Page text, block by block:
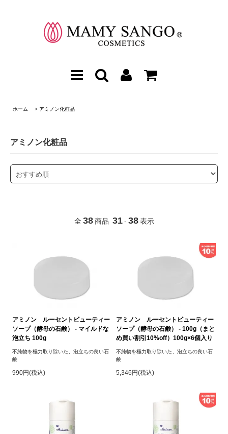
ホーム > アミノン化粧品
アミノン化粧品
全 38 商品 31 - 38 表示
アミノン ルーセントビューティー
ソープ（酵母の石鹸） - マイルドな
泡立ち 100g
不純物を極力取り除いた、泡立ちの良い石
鹸
990円(税込)
アミノン ルーセントビューティー
ソープ（酵母の石鹸） - 100g（まと
め買い割引10%off）100g×6個入り
不純物を極力取り除いた、泡立ちの良い石
鹸
5,346円(税込)